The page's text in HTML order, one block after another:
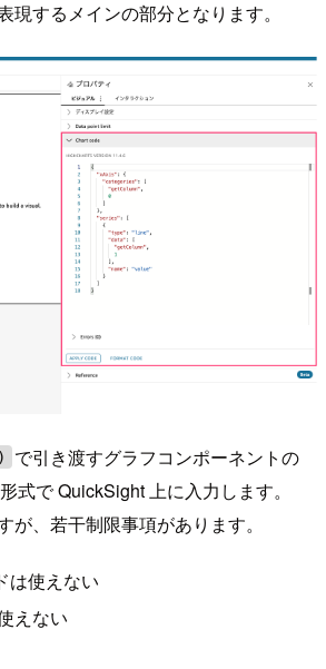
現するメインの部分となります。
で引き渡すグラフコンポーネントの
式で QuickSight 上に入力します。
が、若干制限事項があります。
は使えない
えない